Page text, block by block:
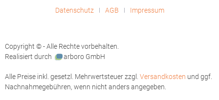
Datenschutz
AGB Impressum
Copyright © - Alle Rechte vorbehalten.
Realisiert durch
arboro GmbH
Alle Preise inkl. gesetzl. Mehrwertsteuer zzgl. Versandkosten und ggf.
Nachnahmegebühren, wenn nicht anders angegeben.